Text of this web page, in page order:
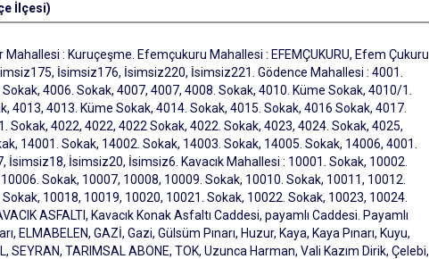
İlçesi)
: Kuruçeşme. Efemçukuru Mahallesi : EFEMÇUKURU, Efem Çukuru
İsimsiz176, İsimsiz220, İsimsiz221. Gödence Mahallesi : 4001.
4006. Sokak, 4007, 4007, 4008. Sokak, 4010. Küme Sokak, 4010/1.
4013, 4013. Küme Sokak, 4014. Sokak, 4015. Sokak, 4016 Sokak, 4017.
Sokak, 4022, 4022, 4022 Sokak, 4022. Sokak, 4023, 4024. Sokak, 4025,
14001. Sokak, 14002. Sokak, 14003. Sokak, 14005. Sokak, 14006, 4001.
İsimsiz18, İsimsiz20, İsimsiz6. Kavacık Mahallesi : 10001. Sokak, 10002.
Sokak, 10007, 10008, 10009. Sokak, 10010. Sokak, 10011, 10012.
10018, 10019, 10020, 10021. Sokak, 10022. Sokak, 10023, 10024.
ASFALTI, Kavacık Konak Asfaltı Caddesi, payamlı Caddesi. Payamlı
ELMABELEN, GAZİ, Gazi, Gülsüm Pınarı, Huzur, Kaya, Kaya Pınarı, Kuyu,
SEYRAN, TARIMSAL ABONE, TOK, Uzunca Harman, Vali Kazım Dirik, Çelebi,